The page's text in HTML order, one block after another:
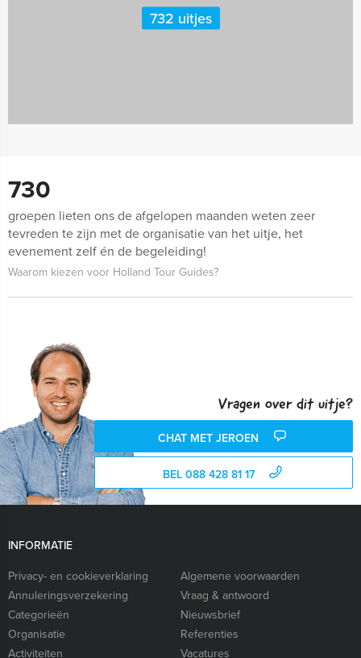
732 uitjes
730
groepen lieten ons de afgelopen maanden weten zeer
tevreden te zijn met de organisatie van het uitje, het
evenement zelf én de begeleiding!
Waarom kiezen voor Holland Tour Guides?
Vragen over dit uitje?
CHAT MET JEROEN
BEL 088 428 81 17
INFORMATIE
Privacy- en cookieverklaring
Algemene voorwaarden
Annuleringsverzekering
Vraag & antwoord
Categorieën
Nieuwsbrief
Organisatie
Referenties
Activiteiten
Vacatures